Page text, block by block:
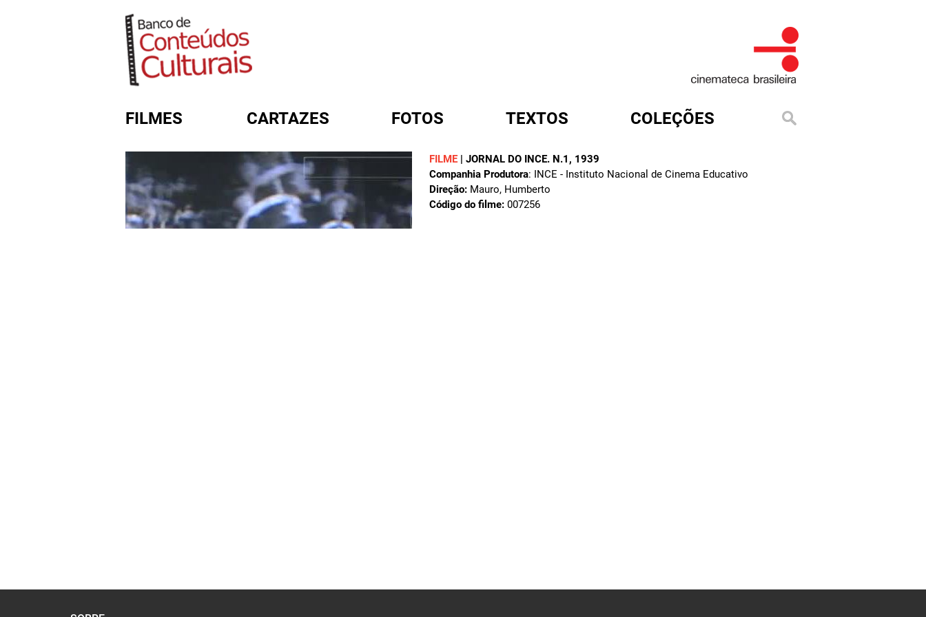
FILMES CARTAZES FOTOS TEXTOS COLEÇÕES
FILME | JORNAL DO INCE. N.1 , 1939
Companhia Produtora: INCE - Instituto Nacional de Cinema Educativo
Direção: Mauro, Humberto
Código do filme: 007256
FORMULÁRIO DE BUSCA